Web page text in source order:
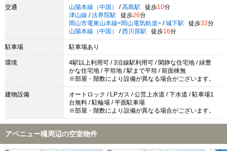
交通 山陽本線（中国） / 高島駅 徒歩10分
津山線 / 法界院駅 徒歩26分
岡山市電東山本線<岡山電気軌道> / 城下駅 徒歩32分
山陽本線（中国）
/ 西川原駅 徒歩16分
駐車場 駐車場あり
環境
4駅以上利用可 / 3沿線駅利用可 / 閑静な住宅地 / 緑豊
かな住宅地 / 平坦地 / 駅まで平坦 / 前面棟無
※部屋・階数により設備が異なる場合がございます。
建物設備
オートロック / LPガス / 公営上水道 / 下水道 / 駐車場1
台無料 / 駐輪場 / 平面駐車場
※部屋・階数により設備が異なる場合がございます。
アベニュー穝周辺の空室物件